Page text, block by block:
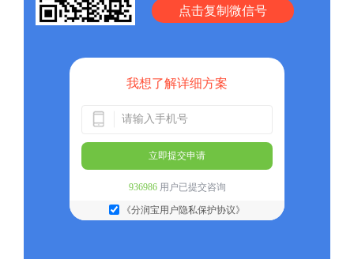
点击复制微信号
我想了解详细方案
立即提交申请
936986用户已提交咨询
《分润宝用户隐私保护协议》